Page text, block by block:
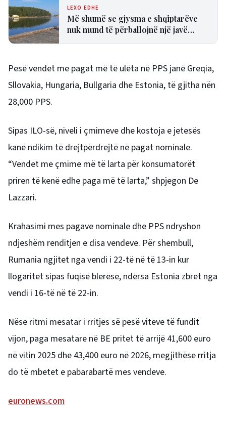
LEXO EDHE
Më shumë se gjysma e shqiptarëve
nuk mund të përballojnë një javë
Pesë vendet me pagat më të ulëta në PPS janë Greqia,
Sllovakia, Hungaria, Bullgaria dhe Estonia, të gjitha nën
28,000 PPS.
Sipas ILO-së, niveli i çmimeve dhe kostoja e jetesës
kanë ndikim të drejtpërdrejtë në pagat nominale.
“Vendet me çmime më të larta për konsumatorët
priren të kenë edhe paga më të larta,” shpjegon De
Lazzari.
Krahasimi mes pagave nominale dhe PPS ndryshon
ndjeshëm renditjen e disa vendeve. Për shembull,
Rumania ngjitet nga vendi i 22-të në të 13-in kur
llogaritet sipas fuqisë blerëse, ndërsa Estonia zbret nga
vendi i 16-të në të 22-in.
Nëse ritmi mesatar i rritjes së pesë viteve të fundit
vijon, paga mesatare në BE pritet të arrijë 41,600 euro
në vitin 2025 dhe 43,400 euro në 2026, megjithëse rritja
do të mbetet e pabarabartë mes vendeve.
euronews.com